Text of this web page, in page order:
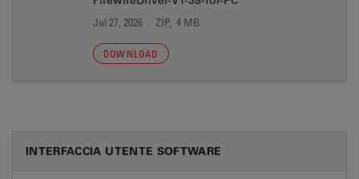
Jul 27, 2026 ZIP, 4 MB
DOWNLOAD
INTERFACCIA UTENTE SOFTWARE